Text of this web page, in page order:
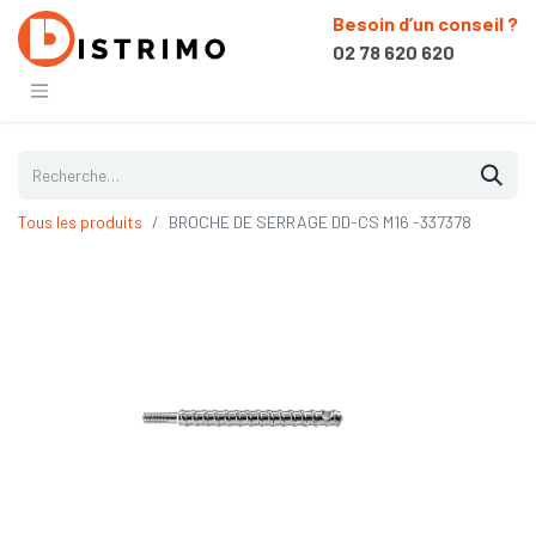
Besoin d’un conseil ?
02 78 620 620
Tous les produits BROCHE DE SERRAGE DD-CS M16 -337378